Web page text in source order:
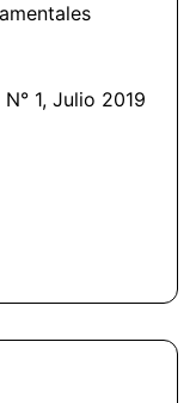
N° 1, Julio 2019